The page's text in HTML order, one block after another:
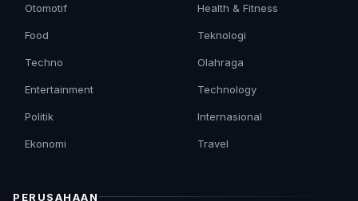
Otomotif Health & Fitness
Food
Techno
Entertainment
Politik
Ekonomi
Teknologi
Olahraga
Technology
Internasional
Travel
PERUSAHAAN